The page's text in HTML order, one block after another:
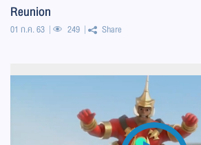
Reunion
01 ก.ค. 63 249 Share